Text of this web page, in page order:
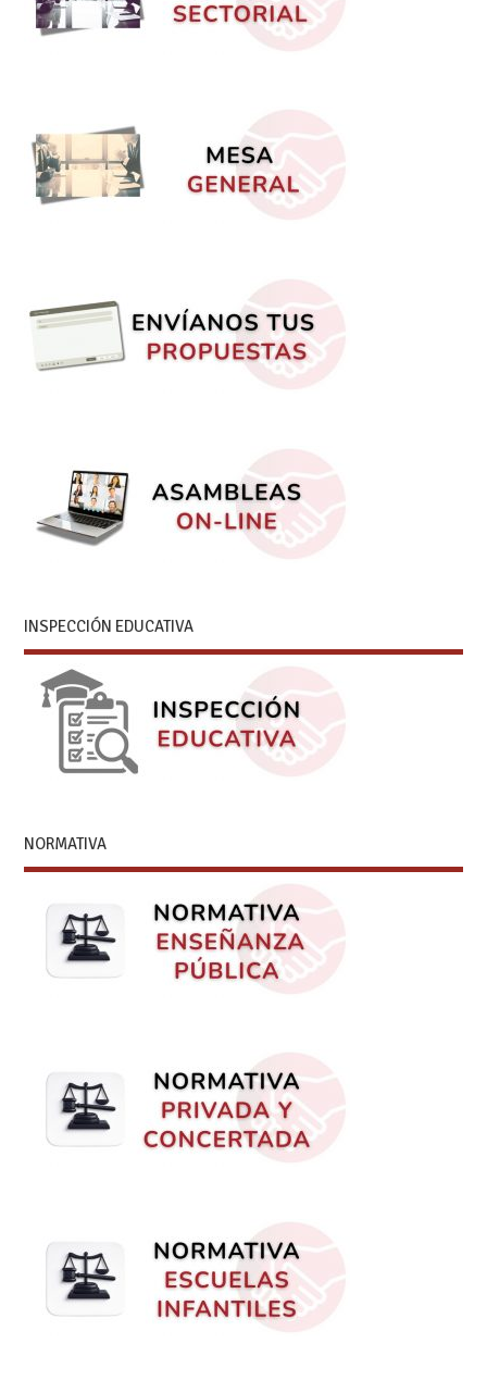
INSPECCIÓN EDUCATIVA
NORMATIVA